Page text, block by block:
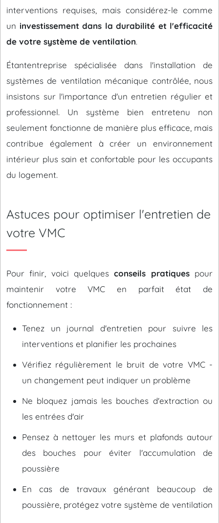
interventions requises, mais considérez-le comme
un investissement dans la durabilité et l'efficacité
de votre système de ventilation.
Étantentreprise spécialisée dans l'installation de
systèmes de ventilation mécanique contrôlée, nous
insistons sur l'importance d'un entretien régulier et
professionnel. Un système bien entretenu non
seulement fonctionne de manière plus efficace, mais
contribue également à créer un environnement
intérieur plus sain et confortable pour les occupants
du logement.
Astuces pour optimiser l'entretien de
votre VMC
Pour finir, voici quelquesconseils pratiquespour
maintenir votre VMC en parfait état de
fonctionnement :
Tenez un journal d'entretien pour suivre les
interventions et planifier les prochaines
Vérifiez régulièrement le bruit de votre VMC -
un changement peut indiquer un problème
Ne bloquez jamais les bouches d'extraction ou
les entrées d'air
Pensez à nettoyer les murs et plafonds autour
des bouches pour éviter l'accumulation de
poussière
En cas de travaux générant beaucoup de
poussière, protégez votre système de ventilation